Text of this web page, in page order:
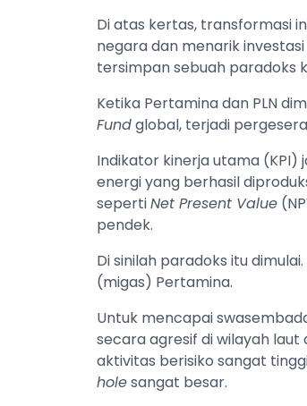
Di atas kertas, transformasi
negara dan menarik
tersimpan sebuah paradoks
Ketika Pertamina dan PLN
Fundglobal, terjadi
Indikator kinerja utama (KPI)
energi yang berhasil
sepertiNet Present Value
pendek.
Di sinilah paradoks itu
(migas) Pertamina.
Untuk mencapai
secara agresif di wilayah
aktivitas berisiko sangat
holesangat besar.